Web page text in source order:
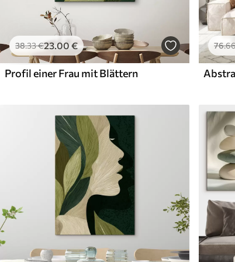
38.33€23.00 €
Profil einer Frau mit Blättern
76